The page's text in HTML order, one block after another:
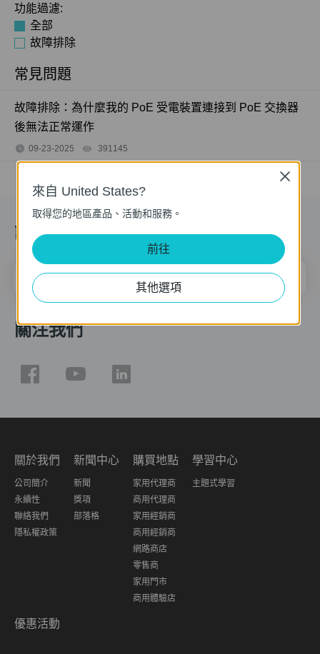
功能過濾:
全部
故障排除
常見問題
故障排除：為什麼我的 PoE 受電裝置連接到 PoE 交換器
後無法正常運作
09-23-2025 391145
訂閱
電子郵件地址 註冊
關注我們
關於我們
公司簡介
永續性
聯絡我們
隱私權政策
新聞中心
新聞
獎項
部落格
購買地點
家用代理商
商用代理商
家用經銷商
商用經銷商
網路商店
零售商
家用門市
商用體驗店
學習中心
主題式學習
優惠活動
來自 United States?
取得您的地區產品、活動和服務。
前往
其他選項
Close